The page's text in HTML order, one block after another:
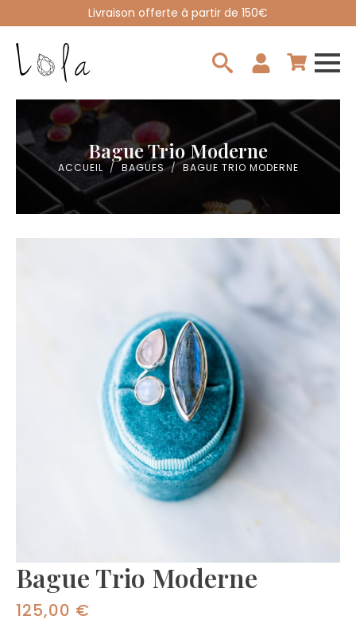
Livraison offerte à partir de 150€
Bague Trio Moderne
ACCUEIL BAGUES BAGUE TRIO MODERNE
Bague Trio Moderne
125,00 €